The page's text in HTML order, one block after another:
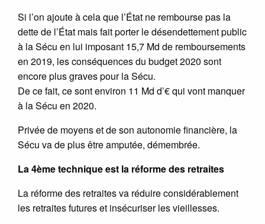
Si l’on ajoute à cela que l’État ne rembourse pas la
dette de l’État mais fait porter le désendettement public
à la Sécu en lui imposant 15,7 Md de remboursements
en 2019, les conséquences du budget 2020 sont
encore plus graves pour la Sécu.
De ce fait, ce sont environ 11 Md d’€ qui vont manquer
à la Sécu en 2020.
Privée de moyens et de son autonomie financière, la
Sécu va de plus être amputée, démembrée.
La 4ème technique est la réforme des retraites
La réforme des retraites va réduire considérablement
les retraites futures et insécuriser les vieillesses.